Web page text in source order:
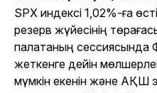
SPX индексі 1,02%-ға
резерв жүйесінің
палатаның сессиясында
жеткенге дейін
мүмкін екенін және АҚШ